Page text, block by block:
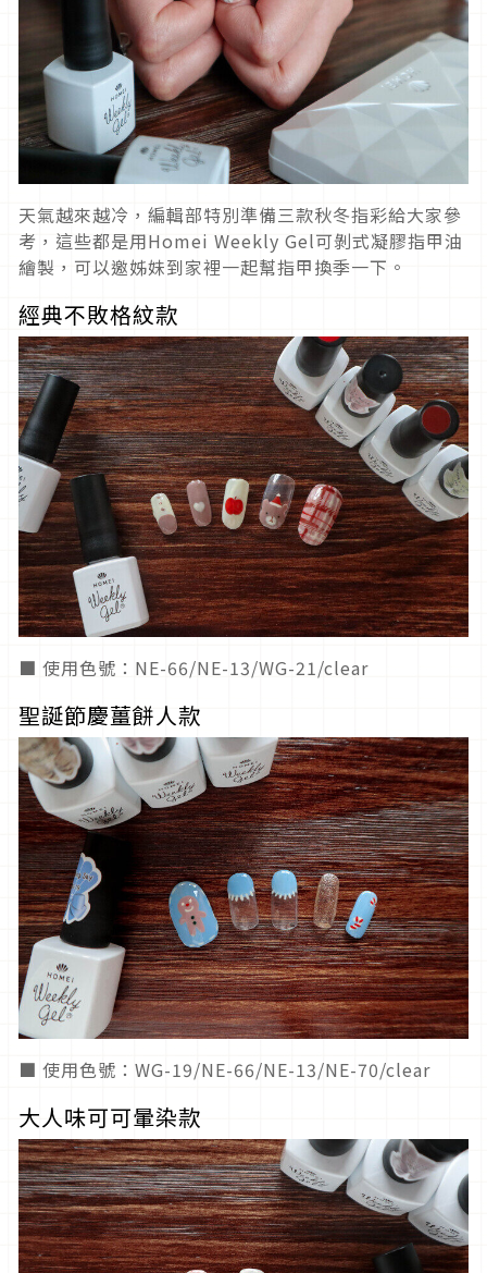
天氣越來越冷，編輯部特別準備三款秋冬指彩給大家參
考，這些都是用Homei Weekly Gel可剝式凝膠指甲油
繪製，可以邀姊妹到家裡一起幫指甲換季一下。
經典不敗格紋款
■ 使用色號：NE-66/NE-13/WG-21/clear
聖誕節慶薑餅人款
■ 使用色號：WG-19/NE-66/NE-13/NE-70/clear
大人味可可暈染款